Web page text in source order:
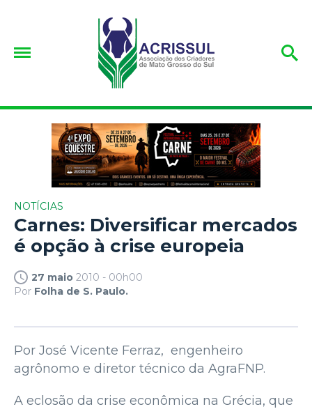
NOTÍCIAS
Carnes: Diversificar mercados
é opção à crise europeia
27 maio 2010 - 00h00
Por Folha de S. Paulo.
Por José Vicente Ferraz, engenheiro
agrônomo e diretor técnico da AgraFNP.
A eclosão da crise econômica na Grécia, que